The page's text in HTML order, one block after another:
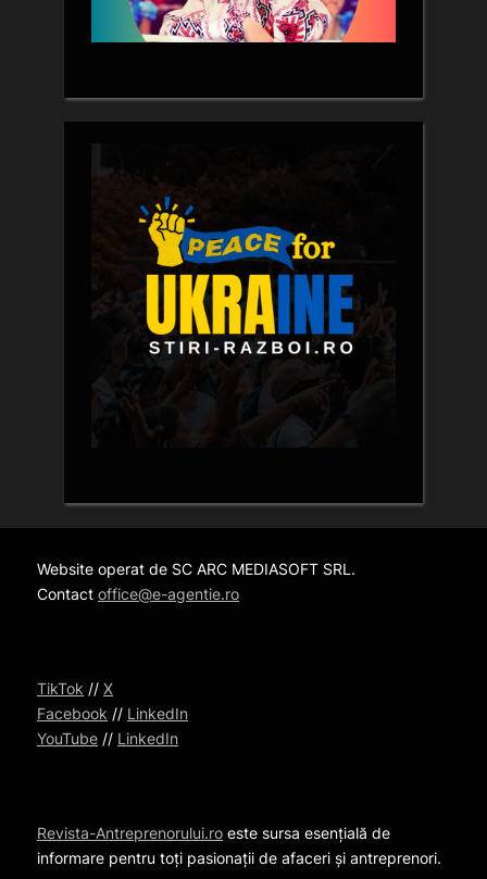
Website operat de SC ARC MEDIASOFT SRL.
Contact office@e-agentie.ro
TikTok // X
Facebook // LinkedIn
YouTube // LinkedIn
Revista-Antreprenorului.ro este sursa esențială de
informare pentru toți pasionații de afaceri și antreprenori.